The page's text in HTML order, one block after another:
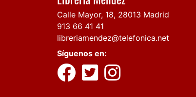
Calle Mayor, 18, 28013 Madrid
913 66 41 41
libreriamendez@telefonica.net
Síguenos en: